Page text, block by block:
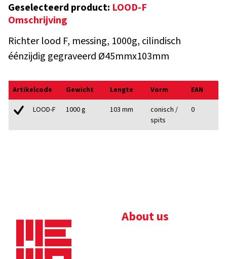
Geselecteerd product: LOOD-F
Omschrijving
Richter lood F, messing, 1000g, cilindisch
éénzijdig gegraveerd Ø45mmx103mm
Artikelcode Gewicht Lengte Vorm
EAN
LOOD-F
1000 g 103 mm
conisch /
spits
0
About us